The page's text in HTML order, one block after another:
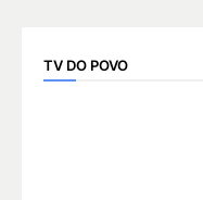
TV DO POVO